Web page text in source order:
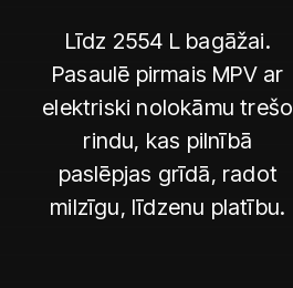
Līdz 2554 L bagāžai.
Pasaulē pirmais MPV ar
elektriski nolokāmu trešo
rindu, kas pilnībā
paslēpjas grīdā, radot
milzīgu, līdzenu platību.